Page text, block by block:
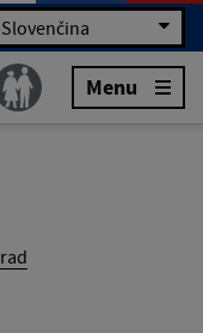
Slovenčina
Menu